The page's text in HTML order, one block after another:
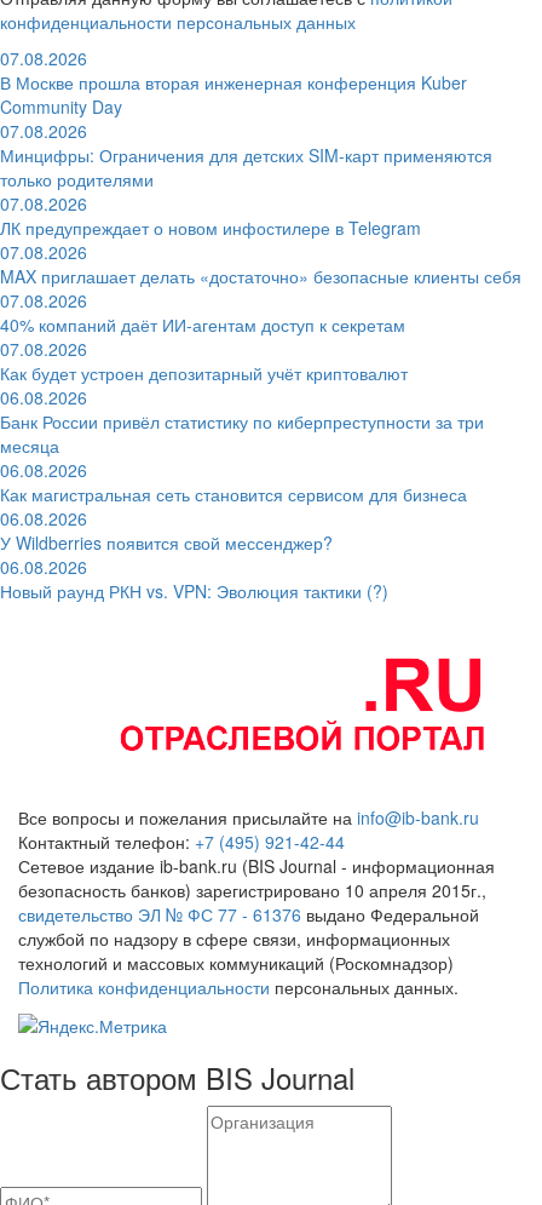
конфиденциальности персональных данных
07.08.2026
В Москве прошла вторая инженерная конференция Kuber
Community Day
07.08.2026
Минцифры: Ограничения для детских SIM-карт применяются
только родителями
07.08.2026
ЛК предупреждает о новом инфостилере в Telegram
07.08.2026
MAX приглашает делать «достаточно» безопасные клиенты себя
07.08.2026
40% компаний даёт ИИ‑агентам доступ к секретам
07.08.2026
Как будет устроен депозитарный учёт криптовалют
06.08.2026
Банк России привёл статистику по киберпреступности за три
месяца
06.08.2026
Как магистральная сеть становится сервисом для бизнеса
06.08.2026
У Wildberries появится свой мессенджер?
06.08.2026
Новый раунд РКН vs. VPN: Эволюция тактики (?)
Все вопросы и пожелания присылайте на info@ib-bank.ru
Контактный телефон: +7 (495) 921-42-44
Сетевое издание ib-bank.ru (BIS Journal - информационная
безопасность банков) зарегистрировано 10 апреля 2015г.,
свидетельство ЭЛ № ФС 77 - 61376 выдано Федеральной
службой по надзору в сфере связи, информационных
технологий и массовых коммуникаций (Роскомнадзор)
Политика конфиденциальности персональных данных.
Стать автором BIS Journal